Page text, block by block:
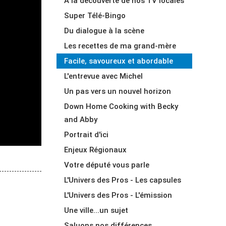
Super Télé-Bingo
Du dialogue à la scène
Les recettes de ma grand-mère
Facile, savoureux et abordable
L'entrevue avec Michel
Un pas vers un nouvel horizon
Down Home Cooking with Becky
and Abby
Portrait d'ici
Enjeux Régionaux
Votre député vous parle
L'Univers des Pros - Les capsules
L'Univers des Pros - L'émission
Une ville...un sujet